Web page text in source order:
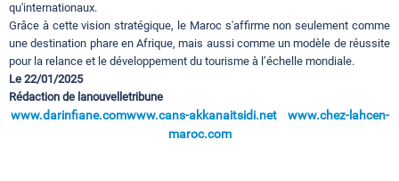
qu'internationaux.
Grâce à cette vision stratégique, le Maroc s'affirme non seulement comme
une destination phare en Afrique, mais aussi comme un modèle de réussite
pour la relance et le développement du tourisme à l’échelle mondiale.
Le 22/01/2025
Rédaction de lanouvelletribune
www.darinfiane.comwww.cans-akkanaitsidi.net
www.chez-lahcen-
maroc.com